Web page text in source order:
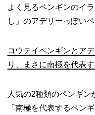
よく見るペンギンのイ
し」のアデリーっぽい
コウテイペンギンとア
り、まさに南極を代表
人気の2種類のペンギン
「南極を代表するペン